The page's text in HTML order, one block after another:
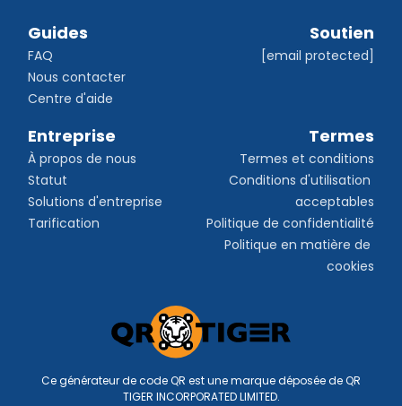
Guides
FAQ
Nous contacter
Centre d'aide
Soutien
[email protected]
Entreprise
À propos de nous
Statut
Solutions d'entreprise
Tarification
Termes
Termes et conditions
Conditions d'utilisation
acceptables
Politique de confidentialité
Politique en matière de
cookies
Ce générateur de code QR est une marque déposée de QR
TIGER INCORPORATED LIMITED.